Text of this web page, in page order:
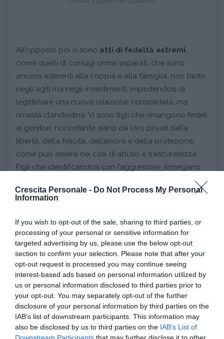
Crescita Personale - Do Not Process My Personal
Information
If you wish to opt-out of the sale, sharing to third parties, or
processing of your personal or sensitive information for
targeted advertising by us, please use the below opt-out
section to confirm your selection. Please note that after your
opt-out request is processed you may continue seeing
interest-based ads based on personal information utilized by
us or personal information disclosed to third parties prior to
your opt-out. You may separately opt-out of the further
disclosure of your personal information by third parties on the
IAB’s list of downstream participants. This information may
also be disclosed by us to third parties on the IAB’s List of
Downstream Participants that may further disclose it to other
All’opposto poi vi sono atti di fedeltà estremi
come quelli di coniugi ormai separati, che sono
ancora aderenti alla coppia e alla famiglia, non tanto
negli agiti ma negli investimenti, impedendosi di
legittimare una nuova relazione consolidata, ma
rimasta clandestina. Vi sono figli che rimangono fedeli
ai genitori, nonostante siano da loro privati della
libertà, della felicità, dell’amore e della protezione,
come può essere nei casi di abuso e trascuratezza.
Figli che identificandosi con l’aggressore, rinnegano
sé, mantenendo un patto di silenzio. Questi sono casi
estremi.
famiglia, che si impediscono di volare via, di essere sé
stessi nelle scelte di vita, semplicemente ricalcando le
orme genitoriali (a livello lavorativo, scolastico,
sentimentale, ecc.). Non credo ci siano scelte più
giuste di altre, ma solo scelte oneste con sé e con gli
altri. Operazione difficile, perché impone impegno e
frustrazioni. E’ difficile ascoltare il mondo dell’altro,
non cercare di tirarlo a sé, di tenerlo legato, di
interpretare sotto il proprio desiderio e filtro mentale,
ciò che l’altro è.